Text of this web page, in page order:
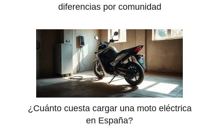
diferencias por comunidad
¿Cuánto cuesta cargar una moto eléctrica
en España?